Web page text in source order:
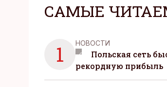
САМЫЕ
1 НОВОСТИ
Польская сеть
рекордную прибыль